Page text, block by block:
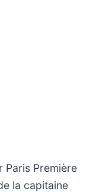
Paris Première
la capitaine